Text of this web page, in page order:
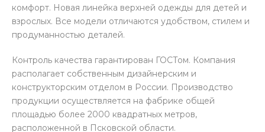
комфорт. Новая линейка верхней одежды для детей и
взрослых. Все модели отличаются удобством, стилем и
продуманностью деталей.
Контроль качества гарантирован ГОСТом. Компания
располагает собственным дизайнерским и
конструкторским отделом в России. Производство
продукции осуществляется на фабрике общей
площадью более 2000 квадратных метров,
расположенной в Псковской области.